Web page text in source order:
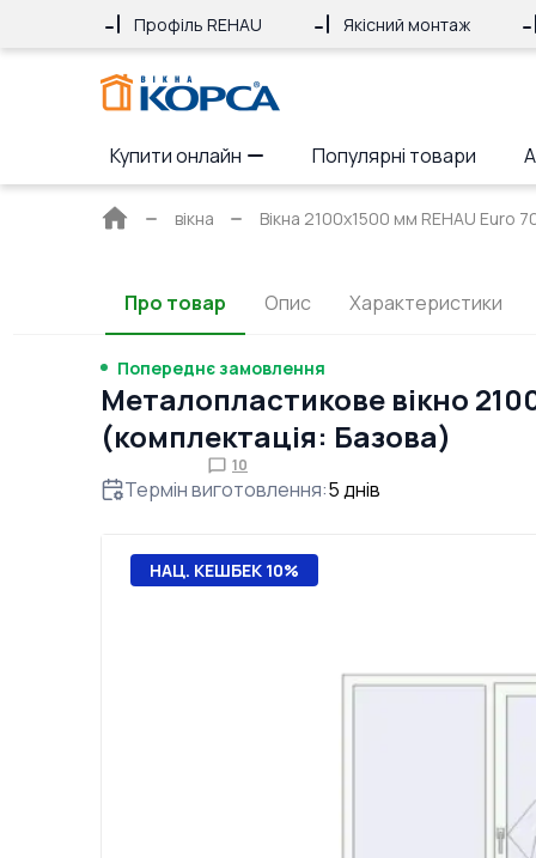
Профіль REHAU Якісний монтаж
Купити онлайн Популярні товари
Головна
вікна Вікна 2100x1500 мм REHAU Euro
Про товар Опис Характеристики
Попереднє замовлення
Металопластикове вікно
(комплектація: Базова)
10
Термін виготовлення:5днів
НАЦ. КЕШБЕК 10%